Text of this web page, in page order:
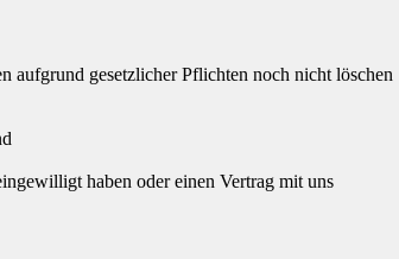
aufgrund gesetzlicher Pflichten noch nicht löschen
haben oder einen Vertrag mit uns